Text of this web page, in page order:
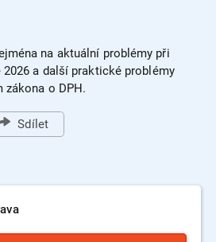
na aktuální problémy při
2026 a další praktické problémy
zákona o DPH.
Sdílet